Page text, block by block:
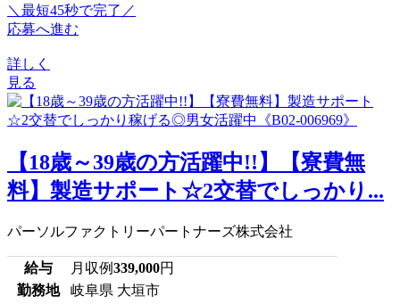
＼最短45秒で完了／
応募へ進む
詳しく
見る
【18歳～39歳の方活躍中!!】【寮費無
料】製造サポート☆2交替でしっかり...
パーソルファクトリーパートナーズ株式会社
給与 月収例339,000円
勤務地
岐阜県 大垣市